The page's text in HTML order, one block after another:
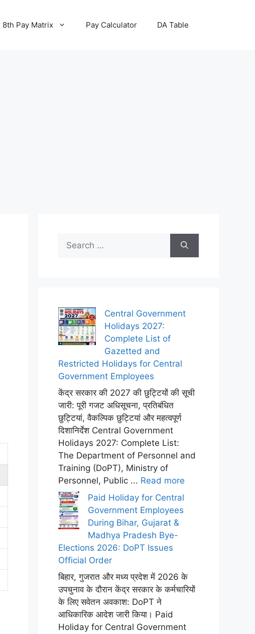
8th Pay Matrix Pay Calculator DA Table
for:
Central Government
Holidays 2027:
Complete List of
Gazetted and
Restricted Holidays for Central
Government Employees
केंद्र सरकार की 2027 की छुट्टियों की सूची
जारी: पूरी गजट अधिसूचना, प्रतिबंधित
छुट्टियां, वैकल्पिक छुट्टियां और महत्वपूर्ण
दिशानिर्देश Central Government
Holidays 2027: Complete List:
The Department of Personnel and
Training (DoPT), Ministry of
Personnel, Public ... Read more
Paid Holiday for Central
Government Employees
During Bihar, Gujarat &
Madhya Pradesh Bye-
Elections 2026: DoPT Issues
Official Order
बिहार, गुजरात और मध्य प्रदेश में 2026 के
उपचुनाव के दौरान केंद्र सरकार के कर्मचारियों
के लिए सवेतन अवकाश: DoPT ने
आधिकारिक आदेश जारी किया। Paid
Holiday for Central Government